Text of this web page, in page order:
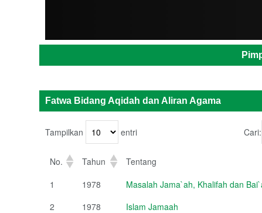
Fatwa Bidang Aqidah dan Aliran Agama
Tampilkan entri Cari:
No. Tahun
Tentang
1
1978
Masalah Jama`ah, Khalifah dan
2
1978
Islam Jamaah